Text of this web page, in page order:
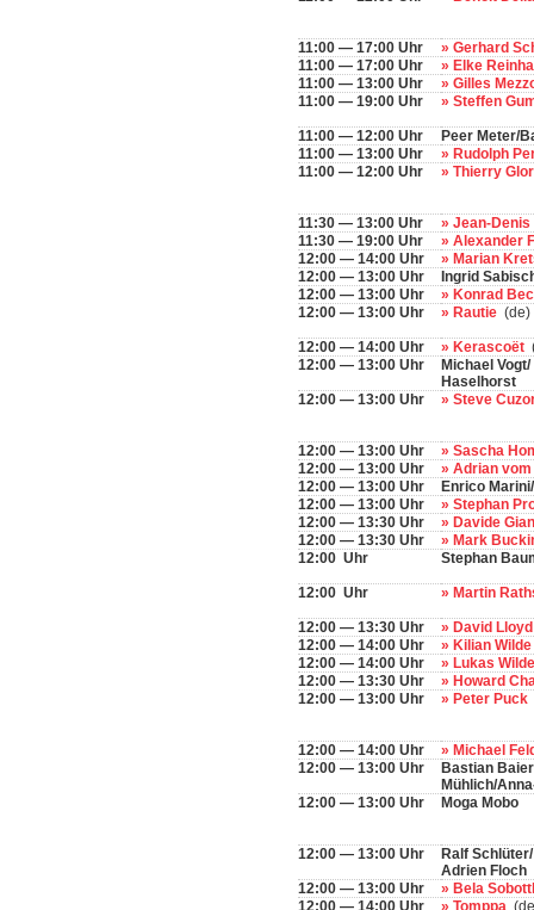
11:00 — 17:00 Uhr
» Gerhard
11:00 — 17:00 Uhr
» Elke
11:00 — 13:00 Uhr
» Gilles
11:00 — 19:00 Uhr
» Steffen
11:00 — 12:00 Uhr
Peer Meter/
11:00 — 13:00 Uhr
» Rudolph
11:00 — 12:00 Uhr
» Thierry
11:30 — 13:00 Uhr
» Jean-
11:30 — 19:00 Uhr
» Alexander
12:00 — 14:00 Uhr
» Marian
12:00 — 13:00 Uhr
Ingrid
12:00 — 13:00 Uhr
» Konrad
12:00 — 13:00 Uhr
» Rautie (de)
12:00 — 14:00 Uhr » Kerascoët
12:00 — 13:00 Uhr
Michael
Haselhorst
12:00 — 13:00 Uhr
» Steve
12:00 — 13:00 Uhr
» Sascha
12:00 — 13:00 Uhr
» Adrian
12:00 — 13:00 Uhr
Enrico
12:00 — 13:00 Uhr
» Stephan
12:00 — 13:30 Uhr
» Davide
12:00 — 13:30 Uhr
» Mark
12:00 Uhr
Stephan
12:00 Uhr » Martin
12:00 — 13:30 Uhr
» David
12:00 — 14:00 Uhr
» Kilian Wilde
12:00 — 14:00 Uhr
» Lukas
12:00 — 13:30 Uhr
» Howard
12:00 — 13:00 Uhr
» Peter Puck
12:00 — 14:00 Uhr
» Michael
12:00 — 13:00 Uhr
Bastian
Mühlich/
12:00 — 13:00 Uhr
Moga Mobo
12:00 — 13:00 Uhr
Ralf
Adrien Floch
12:00 — 13:00 Uhr
» Bela
12:00 — 14:00 Uhr
» Tomppa